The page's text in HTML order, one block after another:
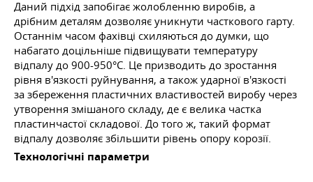
Даний підхід запобігає жолобленню виробів, а
дрібним деталям дозволяє уникнути часткового гарту.
Останнім часом фахівці схиляються до думки, що
набагато доцільніше підвищувати температуру
відпалу до 900-950°С. Це призводить до зростання
рівня в'язкості руйнування, а також ударної в'язкості
за збереження пластичних властивостей виробу через
утворення змішаного складу, де є велика частка
пластинчастої складової. До того ж, такий формат
відпалу дозволяє збільшити рівень опору корозії.
Технологічні параметри